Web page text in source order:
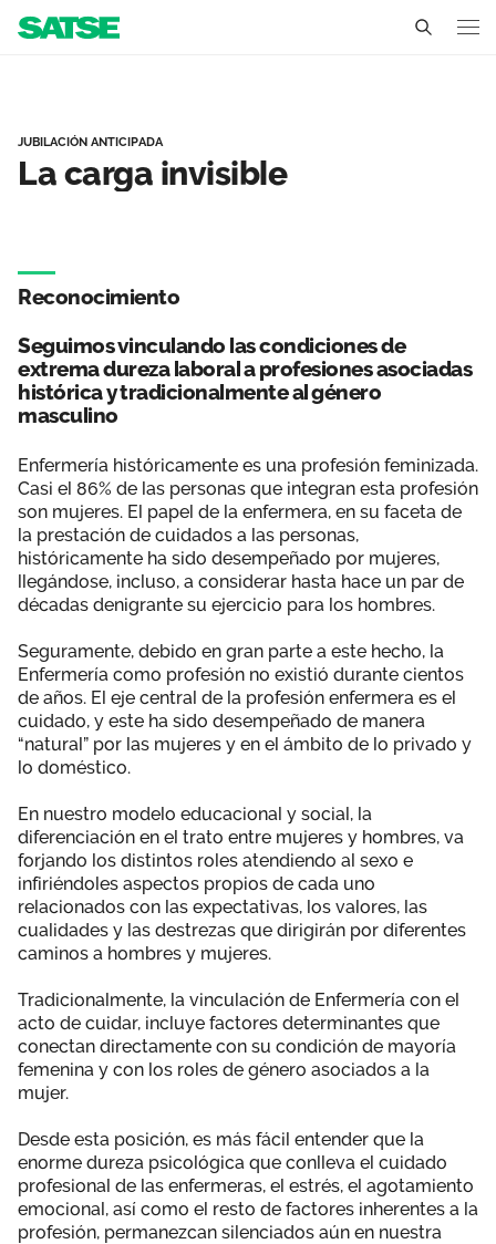
Conócenos
Un sindicato profesional e independiente
Estructura organizativa
Transparencia
Nuestro trabajo
Secciones sindicales
Servicios
Ventajas
Sala de prensa
Noticias
Espacio profesional
Empleo
Documentos
Vídeos
Contáctanos
Área privada
Únete
JUBILACIÓN ANTICIPADA
La carga invisible
Reconocimiento
Seguimos vinculando las condiciones de
extrema dureza laboral a profesiones asociadas
histórica y tradicionalmente al género
masculino
Enfermería históricamente es una profesión feminizada.
Casi el 86% de las personas que integran esta profesión
son mujeres. El papel de la enfermera, en su faceta de
la prestación de cuidados a las personas,
históricamente ha sido desempeñado por mujeres,
llegándose, incluso, a considerar hasta hace un par de
décadas denigrante su ejercicio para los hombres.
Seguramente, debido en gran parte a este hecho, la
Enfermería como profesión no existió durante cientos
de años. El eje central de la profesión enfermera es el
cuidado, y este ha sido desempeñado de manera
“natural” por las mujeres y en el ámbito de lo privado y
lo doméstico.
En nuestro modelo educacional y social, la
diferenciación en el trato entre mujeres y hombres, va
forjando los distintos roles atendiendo al sexo e
infiriéndoles aspectos propios de cada uno
relacionados con las expectativas, los valores, las
cualidades y las destrezas que dirigirán por diferentes
caminos a hombres y mujeres.
Tradicionalmente, la vinculación de Enfermería con el
acto de cuidar, incluye factores determinantes que
conectan directamente con su condición de mayoría
femenina y con los roles de género asociados a la
mujer.
Desde esta posición, es más fácil entender que la
enorme dureza psicológica que conlleva el cuidado
profesional de las enfermeras, el estrés, el agotamiento
emocional, así como el resto de factores inherentes a la
profesión, permanezcan silenciados aún en nuestra